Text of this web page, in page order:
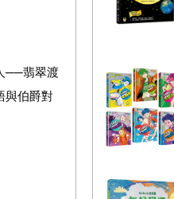
──翡翠渡
與伯爵對